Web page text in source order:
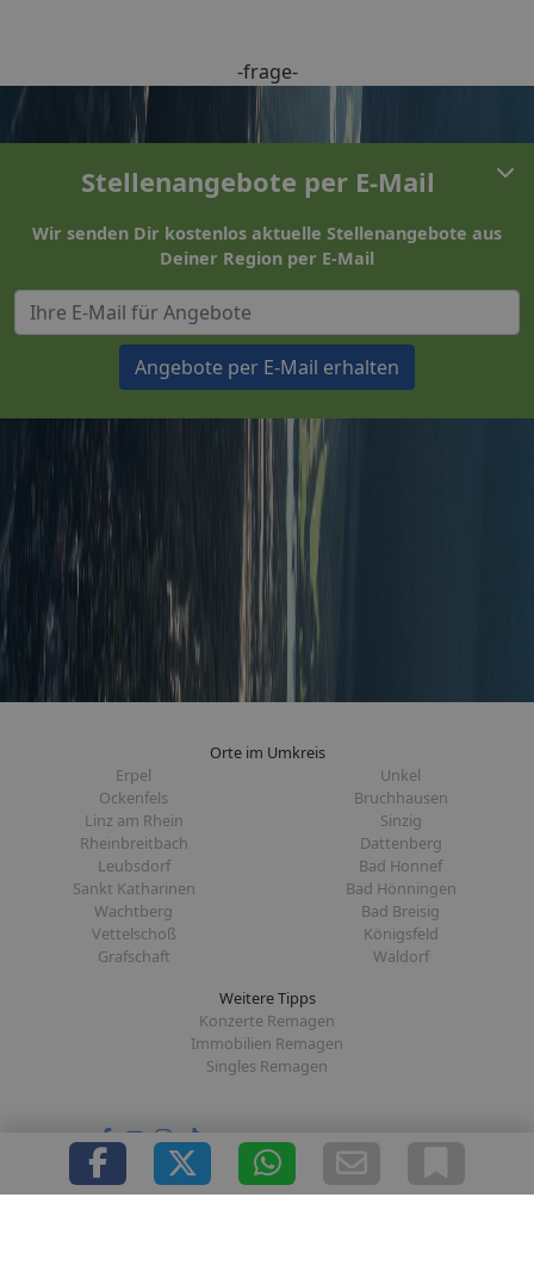
-frage-
Stellenangebote per E-Mail
Wir senden Dir kostenlos aktuelle Stellenangebote aus
Deiner Region per E-Mail
Angebote per E-Mail erhalten
Orte im Umkreis
Erpel
Unkel
Ockenfels
Bruchhausen
Linz am Rhein
Sinzig
Rheinbreitbach
Dattenberg
Leubsdorf
Bad Honnef
Sankt Katharinen
Bad Hönningen
Wachtberg
Bad Breisig
Vettelschoß
Königsfeld
Grafschaft
Waldorf
Weitere Tipps
Konzerte Remagen
Immobilien Remagen
Singles Remagen